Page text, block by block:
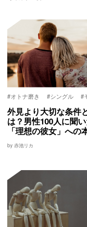
#オトナ磨き #シングル #
外見より大切な条件
は？男性100人に聞
「理想の彼女」への
by 赤池リカ